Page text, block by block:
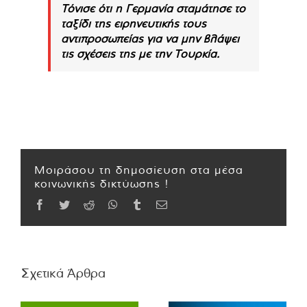
Τόνισε ότι η Γερμανία σταμάτησε το
ταξίδι της ειρηνευτικής τους
αντιπροσωπείας για να μην βλάψει
τις σχέσεις της με την Τουρκία.
Μοιράσου τη δημοσίευση στα μέσα
κοινωνικής δικτύωσης !
Facebook
TwitterReddit WhatsApp
TumblrEmail
Σχετικά Άρθρα